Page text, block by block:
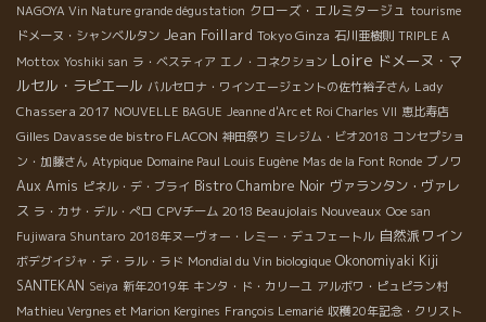
NAGOYA Vin Nature grande dégustation クローズ・エルミタージュ tourisme
ドメーヌ・シャンベルタン Jean Foillard Tokyo Ginza 石川亜樹則 TRIPLE A
Mottox Yoshiki san ラ・ベスティア エノ・コネクション Loire ドメーヌ・マ
ルセル・ラピエール バルセロナ・ワインエージェントの佐竹裕子さん Lady
Chassera 2017 NOUVELLE BAGUE Jeanne d'Arc et Roi Charles VII 恵比寿店
Gilles Davasse de bistro FLACON 神田祭り ミレジム・ビオ2018 コンセプショ
ン・加藤さん Atypique Domaine Paul Louis Eugène Mas de la Font Ronde ブノワ
Aux Amis ピネル・デ・ブライ Bistro Chambre Noir ヴァランタン・ヴァレ
ス ラ・カサ・デル・ぺロ CPVチーム 2018 Beaujolais Nouveaux Ooe san
Fujiwara Shuntaro 2018年ヌーヴォー・レミー・デュフェートル 自然派ワイン
ボデグイジャ・デ・ラル・ラド Mondial du Vin biologique Okonomiyaki Kiji
SANTEKAN Seiya 新年2019年 キンタ・ド・カリーユ アルボワ・ピュピラン村
Mathieu Vergnes et Marion Kergines François Lemarié 収穫20年記念・クリスト